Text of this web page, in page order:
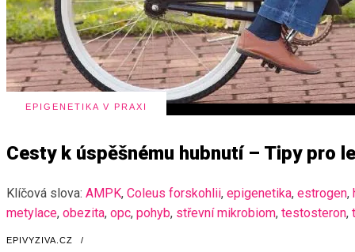
EPIGENETIKA V PRAXI
Cesty k úspěšnému hubnutí – Tipy pro
Klíčová slova: AMPK, Coleus forskohlii, epigenetika, estrogen,
metylace, obezita, opc, pohyb, střevní mikrobiom, testosteron,
EPIVYZIVA.CZ /